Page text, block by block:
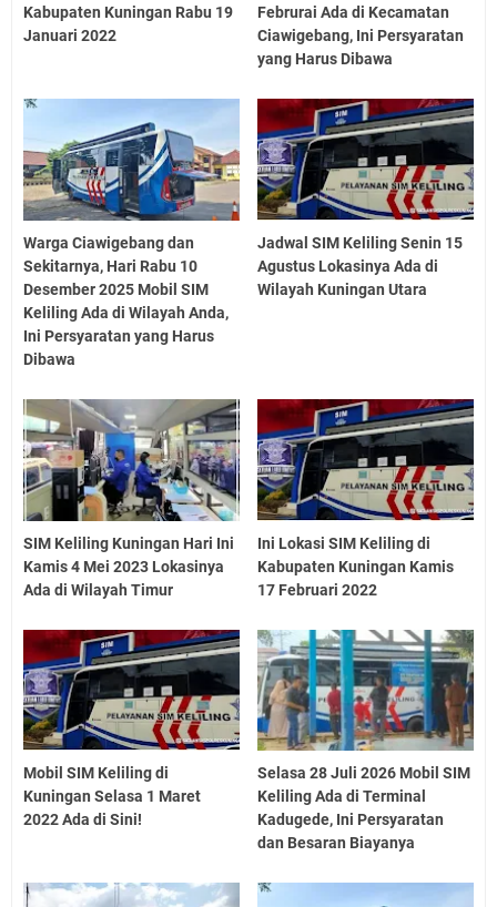
Kabupaten Kuningan Rabu 19
Januari 2022
Februrai Ada di Kecamatan
Ciawigebang, Ini Persyaratan
yang Harus Dibawa
Warga Ciawigebang dan
Sekitarnya, Hari Rabu 10
Desember 2025 Mobil SIM
Keliling Ada di Wilayah Anda,
Ini Persyaratan yang Harus
Dibawa
Jadwal SIM Keliling Senin 15
Agustus Lokasinya Ada di
Wilayah Kuningan Utara
SIM Keliling Kuningan Hari Ini
Kamis 4 Mei 2023 Lokasinya
Ada di Wilayah Timur
Ini Lokasi SIM Keliling di
Kabupaten Kuningan Kamis
17 Februari 2022
Mobil SIM Keliling di
Kuningan Selasa 1 Maret
2022 Ada di Sini!
Selasa 28 Juli 2026 Mobil SIM
Keliling Ada di Terminal
Kadugede, Ini Persyaratan
dan Besaran Biayanya